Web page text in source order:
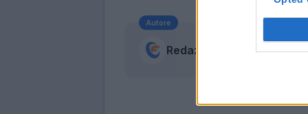
Autore
Redazione Fantacalcio.it